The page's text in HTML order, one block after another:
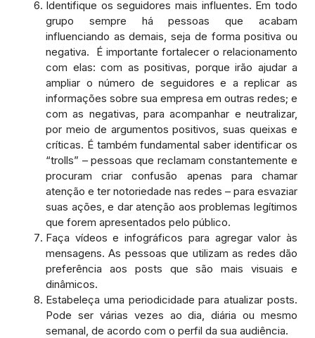
Identifique os seguidores mais influentes. Em todo
grupo sempre há pessoas que acabam
influenciando as demais, seja de forma positiva ou
negativa. É importante fortalecer o relacionamento
com elas: com as positivas, porque irão ajudar a
ampliar o número de seguidores e a replicar as
informações sobre sua empresa em outras redes; e
com as negativas, para acompanhar e neutralizar,
por meio de argumentos positivos, suas queixas e
críticas. É também fundamental saber identificar os
“trolls” – pessoas que reclamam constantemente e
procuram criar confusão apenas para chamar
atenção e ter notoriedade nas redes – para esvaziar
suas ações, e dar atenção aos problemas legítimos
que forem apresentados pelo público.
Faça vídeos e infográficos para agregar valor às
mensagens. As pessoas que utilizam as redes dão
preferência aos posts que são mais visuais e
dinâmicos.
Estabeleça uma periodicidade para atualizar posts.
Pode ser várias vezes ao dia, diária ou mesmo
semanal, de acordo com o perfil da sua audiência.